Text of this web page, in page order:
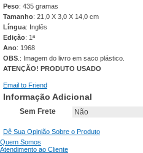
Peso: 435 gramas
Tamanho: 21,0 X 3,0 X 14,0 cm
Língua: Inglês
Edição: 1ª
Ano: 1968
OBS .: Imagem do livro em saco plástico.
ATENÇÃO! PRODUTO USADO
Email to Friend
Informação Adicional
Sem Frete Não
Dê Sua Opinião Sobre o Produto
Quem Somos
Atendimento ao Cliente